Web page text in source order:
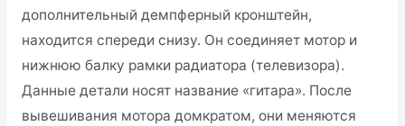
дополнительный демпферный кронштейн,
находится спереди снизу. Он соединяет мотор и
нижнюю балку рамки радиатора (телевизора).
Данные детали носят название «гитара». После
вывешивания мотора домкратом, они меняются